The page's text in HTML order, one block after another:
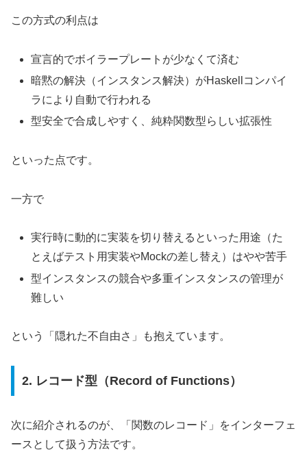
この方式の利点は
宣言的でボイラープレートが少なくて済む
暗黙の解決（インスタンス解決）がHaskellコンパイ
ラにより自動で行われる
型安全で合成しやすく、純粋関数型らしい拡張性
といった点です。
一方で
実行時に動的に実装を切り替えるといった用途（た
とえばテスト用実装やMockの差し替え）はやや苦手
型インスタンスの競合や多重インスタンスの管理が
難しい
という「隠れた不自由さ」も抱えています。
2. レコード型（Record of Functions）
次に紹介されるのが、「関数のレコード」をインターフェ
ースとして扱う方法です。